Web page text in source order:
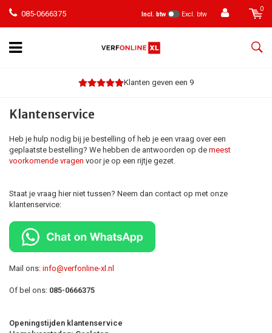
085-0666375 Incl. btw Excl. btw
0
Klanten geven een 9
Klantenservice
Heb je hulp nodig bij je bestelling of heb je een vraag over een
geplaatste bestelling? We hebben de antwoorden op de meest
voorkomende vragen voor je op een rijtje gezet.
Staat je vraag hier niet tussen? Neem dan contact op met onze
klantenservice:
Mail ons: info@verfonline-xl.nl
Of bel ons: 085-0666375
Openingstijden klantenservice